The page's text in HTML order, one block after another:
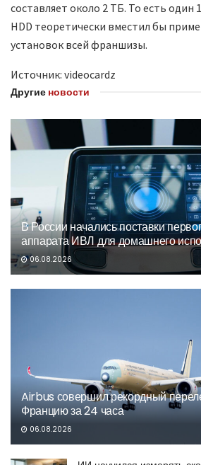
составляет около 2 ТБ. То есть один
HDD теоретически вместил бы
установок всей франшизы.
Источник: videocardz
Другие новости
В России начались поставки
аппарата ИВЛ для домашнего
06.08.2026
Airbus совершил рекордный
Францию за 24 часа
06.08.2026